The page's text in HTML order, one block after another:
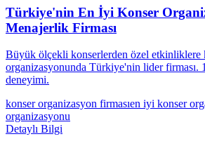
Türkiye'nin En İyi Konser
Menajerlik Firması
Büyük ölçekli konserlerden özel etkinliklere
organizasyonunda Türkiye'nin lider firması.
deneyimi.
konser organizasyon firmasıen iyi konser
organizasyonu
Detaylı Bilgi